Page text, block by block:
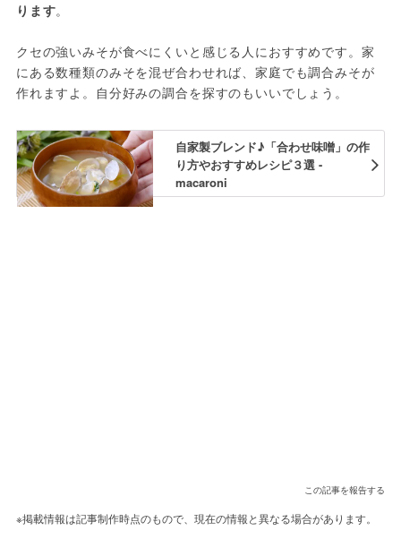
ります。
クセの強いみそが食べにくいと感じる人におすすめです。家
にある数種類のみそを混ぜ合わせれば、家庭でも調合みそが
作れますよ。自分好みの調合を探すのもいいでしょう。
自家製ブレンド♪「合わせ味噌」の作
り方やおすすめレシピ３選 -
macaroni
この記事を報告する
※掲載情報は記事制作時点のもので、現在の情報と異なる場合があります。